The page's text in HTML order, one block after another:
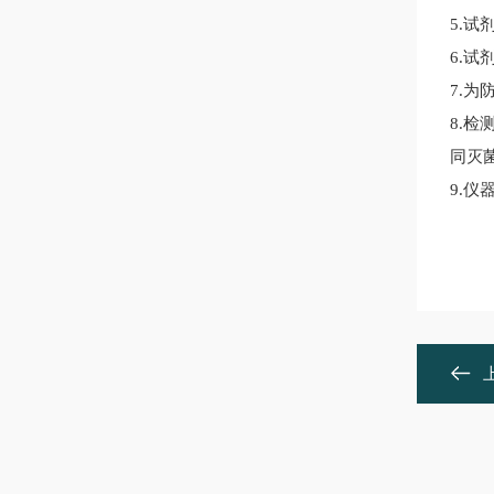
5.试
6.试
7.为
8.检
同灭
9.仪